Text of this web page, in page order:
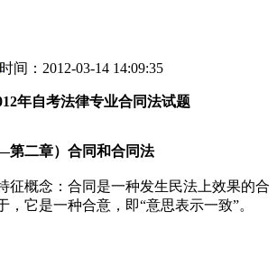
时间：2012-03-14 14:09:35
年自考法律专业合同法试题
第二章）合同和合同法
征概念：合同是一种发生民法上效果的合
，它是一种合意，即“意思表示一致”。